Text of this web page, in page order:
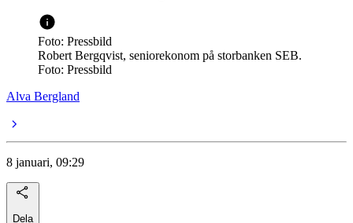
Foto: Pressbild
Robert Bergqvist, seniorekonom på storbanken SEB.
Foto: Pressbild
Alva Bergland
8 januari, 09:29
Dela